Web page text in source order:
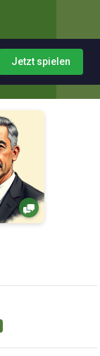
Jetzt spielen